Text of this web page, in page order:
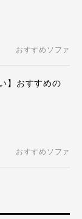
おすすめソファ
】おすすめの
おすすめソファ